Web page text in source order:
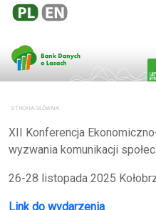
STRONA GŁÓWNA
XII Konferencja
wyzwania komunikacji
26-28 listopada 2025
Link do wydarzenia